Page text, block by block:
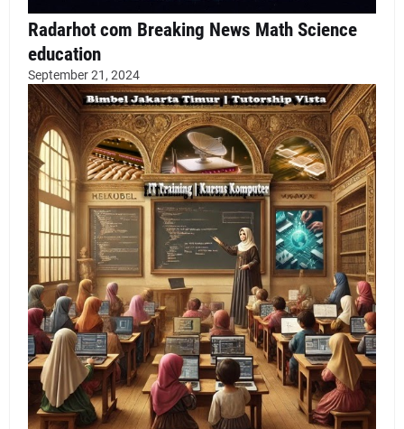
Radarhot com Breaking News Math Science
education
September 21, 2024